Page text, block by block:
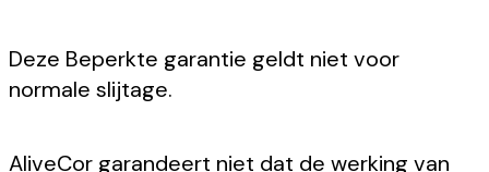
Deze Beperkte garantie geldt niet voor
normale slijtage.
AliveCor garandeert niet dat de werking van